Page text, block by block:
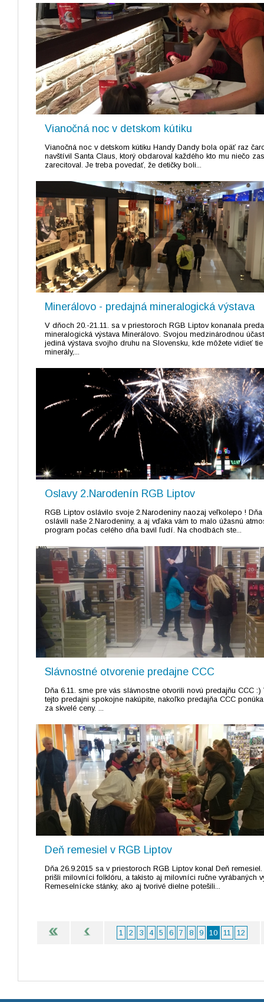
Vianočná noc v detskom kútiku
Vianočná noc v detskom kútiku Handy Dandy bola opäť raz
navštívil Santa Claus, ktorý obdaroval každého kto mu niečo
zarecitoval. Je treba povedať, že detičky boli...
Minerálovo - predajná mineralogická výstava
V dňoch 20.-21.11. sa v priestoroch RGB Liptov konanala
mineralogická výstava Minerálovo. Svojou medzinárodnou
jediná výstava svojho druhu na Slovensku, kde môžete vidieť tie
minerály,...
Oslavy 2.Narodenín RGB Liptov
RGB Liptov oslávilo svoje 2.Narodeniny naozaj veľkolepo ! Dňa
oslávili naše 2.Narodeniny, a aj vďaka vám to malo úžasnú
program počas celého dňa bavil ľudí. Na chodbách ste...
Slávnostné otvorenie predajne CCC
Dňa 6.11. sme pre vás slávnostne otvorili novú predajňu CCC :)
tejto predajni spokojne nakúpite, nakoľko predajňa CCC
za skvelé ceny. ...
Deň remesiel v RGB Liptov
Dňa 26.9.2015 sa v priestoroch RGB Liptov konal Deň
prišli milovníci folklóru, a takisto aj milovníci ručne vyrábaných
Remeselnícke stánky, ako aj tvorivé dielne potešili...
1 2 3 4 5 6 7 8 9 10 11 12